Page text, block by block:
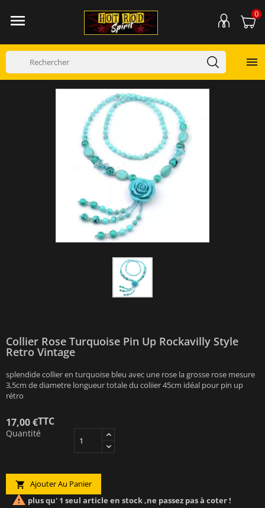
 0

Collier Rose Turquoise Pin Up Rockavilly Style
Retro Vintage
splendide collier en turquoise bleu avec une rose la grosse rose mesure
3,5cm de diametre longueur totale du coliier 45cm idéal pour pin up
rétro
17,00 €TTC
Quantité
 Ajouter Au Panier
 plus qu' 1 seul article en stock ,ne passez pas à coter !